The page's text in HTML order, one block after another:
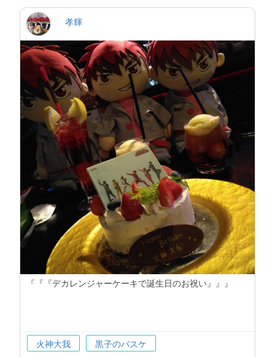
孝輝
『『『デカレンジャーケーキで誕生日のお祝い』』』
火神大我 黒子のバスケ